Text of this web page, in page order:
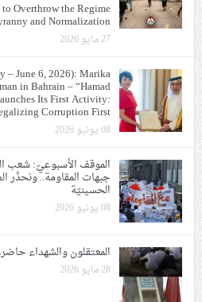
Overthrow the Regime
and Normalization
27 مايو 2026
– June 6, 2026): Marika
in Bahrain – “Hamad
Its First Activity:
Corruption First
08 يونيو 2026
الموقف الأسبوعيّ: شعب
جبهات المقاومة.. ونحذّر
الحسينيّة
08 يونيو 2026
المعتقلون والشهداء
28 مايو 2026